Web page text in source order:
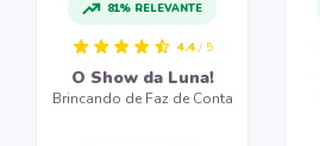
81% RELEVANTE
4.4 / 5
O Show da Luna!
Brincando de Faz de Conta